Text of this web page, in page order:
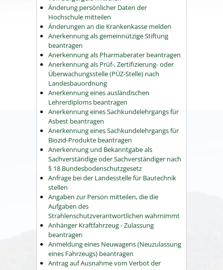
Änderung persönlicher Daten der
Hochschule mitteilen
Änderungen an die Krankenkasse melden
Anerkennung als gemeinnützige Stiftung
beantragen
Anerkennung als Pharmaberater beantragen
Anerkennung als Prüf-, Zertifizierung- oder
Überwachungsstelle (PÜZ-Stelle) nach
Landesbauordnung
Anerkennung eines ausländischen
Lehrerdiploms beantragen
Anerkennung eines Sachkundelehrgangs für
Asbest beantragen
Anerkennung eines Sachkundelehrgangs für
Biozid-Produkte beantragen
Anerkennung und Bekanntgabe als
Sachverständige oder Sachverständiger nach
§ 18 Bundesbodenschutzgesetz
Anfrage bei der Landesstelle für Bautechnik
stellen
Angaben zur Person mitteilen, die die
Aufgaben des
Strahlenschutzverantwortlichen wahrnimmt
Anhänger Kraftfahrzeug - Zulassung
beantragen
Anmeldung eines Neuwagens (Neuzulassung
eines Fahrzeugs) beantragen
Antrag auf Ausnahme vom Verbot der